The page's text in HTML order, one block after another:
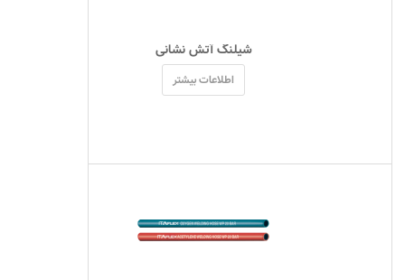
شیلنگ آتش نشانی
اطلاعات بیشتر